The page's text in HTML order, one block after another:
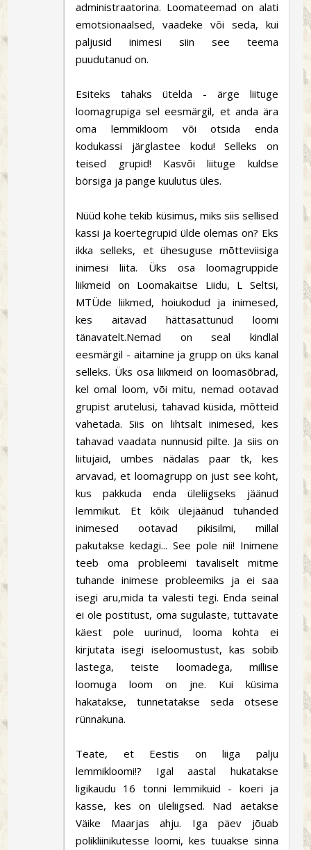
administraatorina. Loomateemad on alati
emotsionaalsed, vaadeke või seda, kui
paljusid inimesi siin see teema
puudutanud on.
Esiteks tahaks ütelda - ärge liituge
loomagrupiga sel eesmärgil, et anda ära
oma lemmikloom või otsida enda
kodukassi järglastee kodu! Selleks on
teised grupid! Kasvõi liituge kuldse
börsiga ja pange kuulutus üles.
Nüüd kohe tekib küsimus, miks siis sellised
kassi ja koertegrupid ülde olemas on? Eks
ikka selleks, et ühesuguse mõtteviisiga
inimesi liita. Üks osa loomagruppide
liikmeid on Loomakaitse Liidu, L Seltsi,
MTÜde liikmed, hoiukodud ja inimesed,
kes aitavad hättasattunud loomi
tänavatelt.Nemad on seal kindlal
eesmärgil - aitamine ja grupp on üks kanal
selleks. Üks osa liikmeid on loomasõbrad,
kel omal loom, või mitu, nemad ootavad
grupist arutelusi, tahavad küsida, mõtteid
vahetada. Siis on lihtsalt inimesed, kes
tahavad vaadata nunnusid pilte. Ja siis on
liitujaid, umbes nädalas paar tk, kes
arvavad, et loomagrupp on just see koht,
kus pakkuda enda üleliigseks jäänud
lemmikut. Et kõik ülejäänud tuhanded
inimesed ootavad pikisilmi, millal
pakutakse kedagi... See pole nii! Inimene
teeb oma probleemi tavaliselt mitme
tuhande inimese probleemiks ja ei saa
isegi aru,mida ta valesti tegi. Enda seinal
ei ole postitust, oma sugulaste, tuttavate
käest pole uurinud, looma kohta ei
kirjutata isegi iseloomustust, kas sobib
lastega, teiste loomadega, millise
loomuga loom on jne. Kui küsima
hakatakse, tunnetatakse seda otsese
rünnakuna.
Teate, et Eestis on liiga palju
lemmikloomi!? Igal aastal hukatakse
ligikaudu 16 tonni lemmikuid - koeri ja
kasse, kes on üleliigsed. Nad aetakse
Väike Maarjas ahju. Iga päev jõuab
polikliinikutesse loomi, kes tuuakse sinna